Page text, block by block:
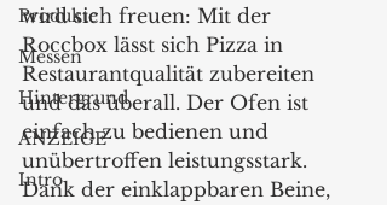
Produkte
Messen
Hintergrund
ANZEIGE
Intro
wird sich freuen: Mit der
Roccbox lässt sich Pizza in
Restaurantqualität zubereiten
und das überall. Der Ofen ist
einfach zu bedienen und
unübertroffen leistungsstark.
Dank der einklappbaren Beine,